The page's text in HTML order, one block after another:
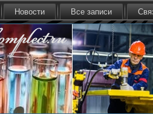
Новости Все записи